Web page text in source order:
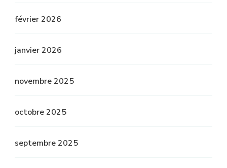
février 2026
janvier 2026
novembre 2025
octobre 2025
septembre 2025